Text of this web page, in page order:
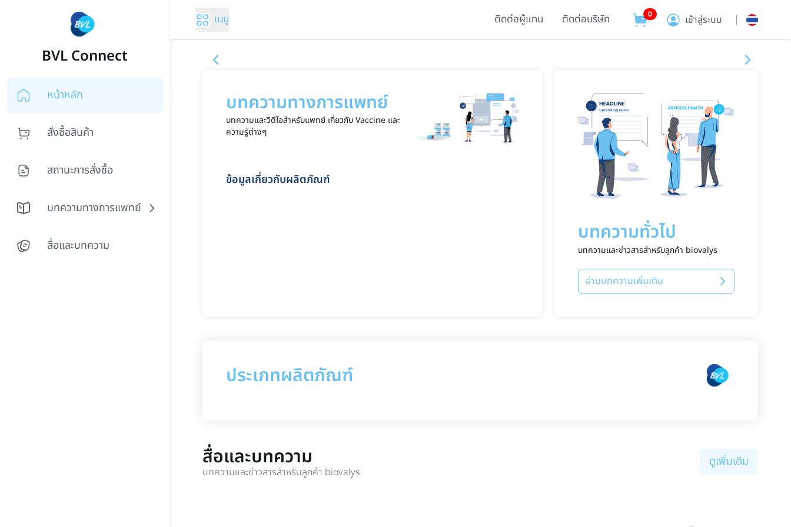
BVL Connect
หน้าหลัก
สั่งซื้อสินค้า
สถานะการสั่งซื้อ
บทความทางการแพทย์
สื่อและบทความ
เมนู ติดต่อผู้แทน ติดต่อบริษัท 0 เข้าสู่ระบบ |
บทความทางการแพทย์
บทความและวิดีโอสำหรับแพทย์ เกี่ยวกับ Vaccine และ
ความรู้ต่างๆ
ข้อมูลเกี่ยวกับผลิตภัณฑ์
บทความทั่วไป
บทความและข่าวสารสำหรับลูกค้า biovalys
อ่านบทความเพิ่มเติม
ประเภทผลิตภัณฑ์
สื่อและบทความ
บทความและข่าวสารสำหรับลูกค้า biovalys
ดูเพิ่มเติม